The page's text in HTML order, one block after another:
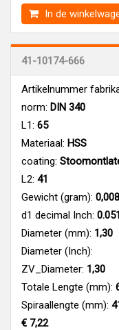
In de
41-10174-666
Artikelnummer
norm: DIN 340
L1: 65
Materiaal: HSS
coating:
L2: 41
Gewicht (gram): 0,008
d1 decimal Inch:
Diameter (mm): 1,30
Diameter (Inch):
ZV_Diameter: 1,30
Totale Lengte (mm):
Spiraallengte (mm):
€ 7,22